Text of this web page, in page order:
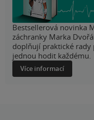
Bestsellerová novinka
záchranky Marka
doplňují praktické
jednou hodit každému.
Více informací